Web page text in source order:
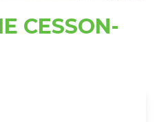
CESSON-